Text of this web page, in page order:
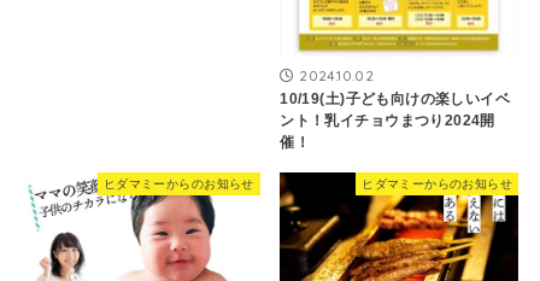
2024.10.02
10/19(土)子ども向けの楽しいイベ
ント！乳イチョウまつり2024開
催！
ヒダマミーからのお知らせ ヒダマミーからのお知らせ